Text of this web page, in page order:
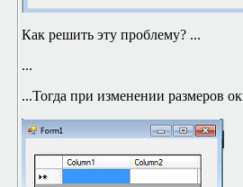
Как решить эту проблему? ...
...
...Тогда при изменении размеров